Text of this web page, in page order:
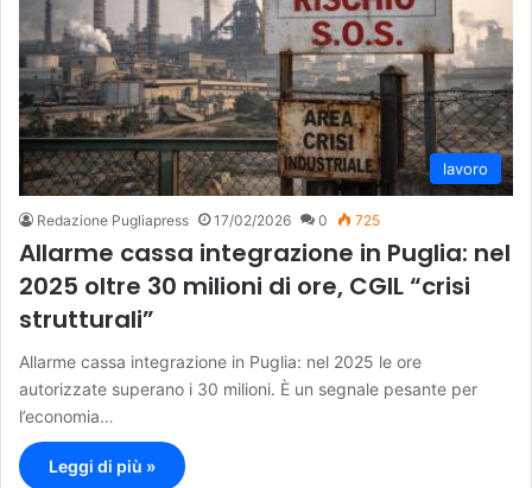
lavoro
Redazione Pugliapress 17/02/2026 0 725
Allarme cassa integrazione in Puglia: nel
2025 oltre 30 milioni di ore, CGIL “crisi
strutturali”
Allarme cassa integrazione in Puglia: nel 2025 le ore
autorizzate superano i 30 milioni. È un segnale pesante per
l’economia…
Leggi di più »